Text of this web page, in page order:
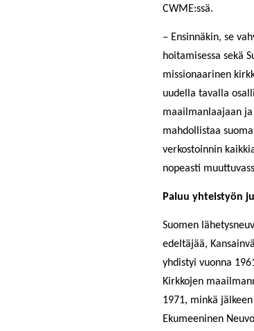
CWME:ssä.
– Ensinnäkin, se
hoitamisessa sekä
missionaarinen
uudella tavalla
maailmanlaajaan ja
mahdollistaa
verkostoinnin
nopeasti
Paluu yhteistyön
Suomen
edeltäjää,
yhdistyi vuonna
Kirkkojen
1971, minkä
Ekumeeninen